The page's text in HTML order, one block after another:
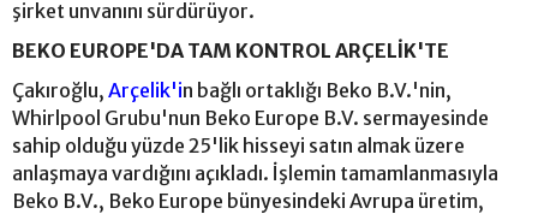
şirket unvanını sürdürüyor.
BEKO EUROPE'DA TAM KONTROL ARÇELİK'TE
Çakıroğlu, Arçelik'in bağlı ortaklığı Beko B.V.'nin,
Whirlpool Grubu'nun Beko Europe B.V. sermayesinde
sahip olduğu yüzde 25'lik hisseyi satın almak üzere
anlaşmaya vardığını açıkladı. İşlemin tamamlanmasıyla
Beko B.V., Beko Europe bünyesindeki Avrupa üretim,